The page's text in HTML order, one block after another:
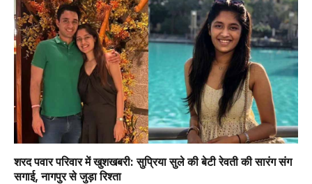
शरद पवार परिवार में खुशखबरी: सुप्रिया सुले की बेटी रेवती की सारंग संग
सगाई, नागपुर से जुड़ा रिश्ता